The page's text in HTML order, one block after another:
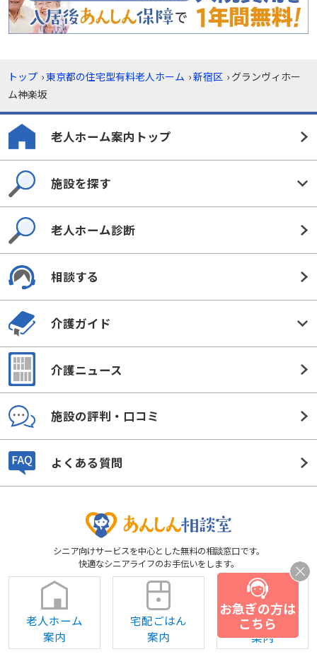
トップ ›東京都の住宅型有料老人ホーム ›新宿区 › グランヴィホー
ム神楽坂
老人ホーム案内トップ
施設を探す
老人ホーム診断
相談する
介護ガイド
介護ニュース
施設の評判・口コミ
よくある質問
シニア向けサービスを中心とした無料の相談窓口です。
快適なシニアライフのお手伝いをします。
老人ホーム
案内
宅配ごはん
案内
補聴器
案内
お急ぎの方は
こちら